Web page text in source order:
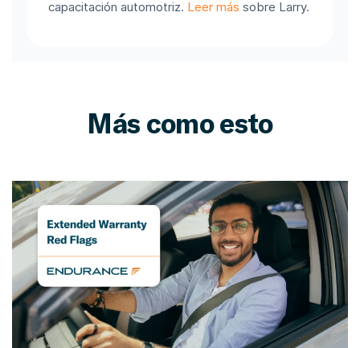
capacitación automotriz. Leer más sobre Larry.
Más como esto